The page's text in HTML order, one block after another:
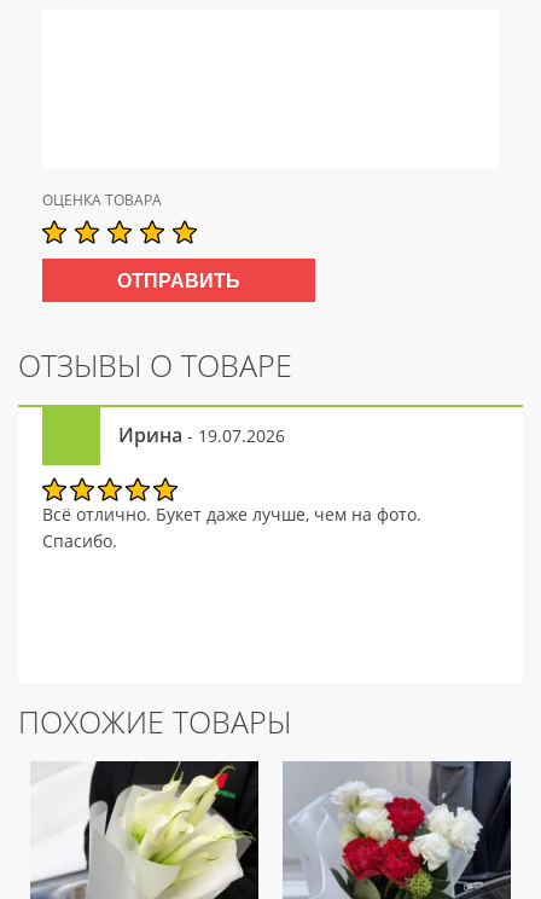
ОЦЕНКА ТОВАРА
ОТЗЫВЫ О ТОВАРЕ
Ирина - 19.07.2026
Всё отлично. Букет даже лучше, чем на фото.
Спасибо.
ПОХОЖИЕ ТОВАРЫ